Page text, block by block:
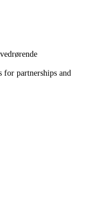
for partnerships and